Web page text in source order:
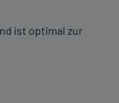
ist optimal zur